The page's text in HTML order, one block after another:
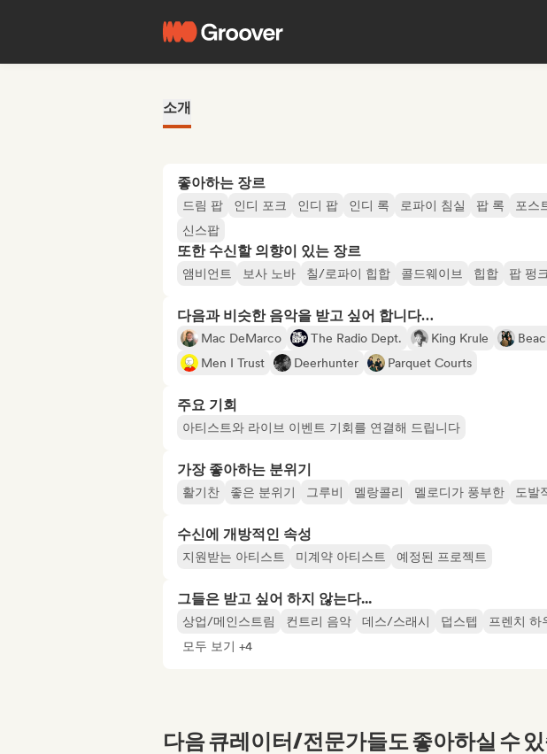
소개
좋아하는 장르
드림 팝 인디 포크 인디 팝 인디 록 로파이 침실 팝 록 포스
신스팝
또한 수신할 의향이 있는 장르
앰비언트 보사 노바 칠/로파이 힙합 콜드웨이브 힙합 팝 펑크
다음과 비슷한 음악을 받고 싶어 합니다…
Mac DeMarco The Radio Dept. King Krule
Men I Trust
Deerhunter Parquet Courts
주요 기회
아티스트와 라이브 이벤트 기회를 연결해 드립니다
가장 좋아하는 분위기
활기찬 좋은 분위기 그루비 멜랑콜리 멜로디가 풍부한 도발
수신에 개방적인 속성
지원받는 아티스트 미계약 아티스트 예정된 프로젝트
그들은 받고 싶어 하지 않는다...
상업/메인스트림 컨트리 음악 데스/스래시 덥스텝 프렌치 하
모두 보기 +4
다음 큐레이터/전문가들도 좋아하실 수